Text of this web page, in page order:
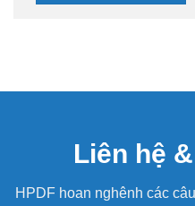
Liên hệ
HPDF hoan nghênh các